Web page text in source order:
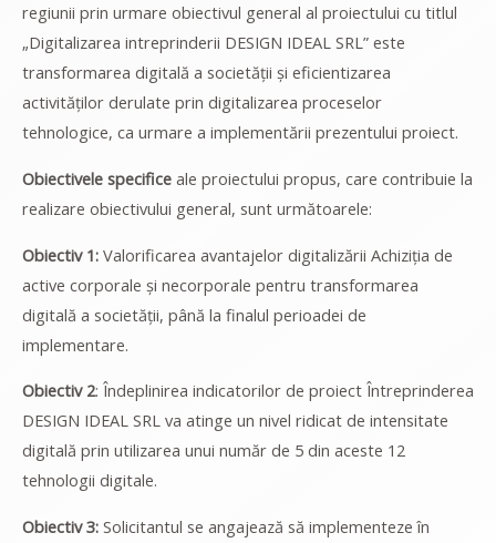
regiunii prin urmare obiectivul general al proiectului cu titlul
„Digitalizarea intreprinderii DESIGN IDEAL SRL” este
transformarea digitală a societății și eficientizarea
activităților derulate prin digitalizarea proceselor
tehnologice, ca urmare a implementării prezentului proiect.
Obiectivele specifice ale proiectului propus, care contribuie la
realizare obiectivului general, sunt următoarele:
Obiectiv 1: Valorificarea avantajelor digitalizării Achiziția de
active corporale și necorporale pentru transformarea
digitală a societății, până la finalul perioadei de
implementare.
Obiectiv 2: Îndeplinirea indicatorilor de proiect Întreprinderea
DESIGN IDEAL SRL va atinge un nivel ridicat de intensitate
digitală prin utilizarea unui număr de 5 din aceste 12
tehnologii digitale.
Obiectiv 3: Solicitantul se angajează să implementeze în